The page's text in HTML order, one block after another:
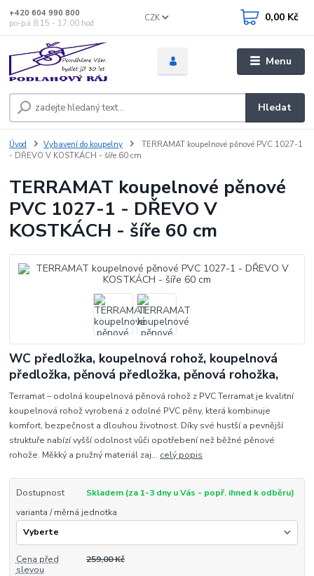
Menu
CZK
Hledat
+420 604 990 800
po-pá 8:15 - 17:00 hod
0,00 Kč
Úvod Vybavení do koupelny
TERRAMAT koupelnové pěnové PVC 1027-1
- DŘEVO V KOSTKÁCH - šíře 60 cm
TERRAMAT koupelnové pěnové
PVC 1027-1 - DŘEVO V
KOSTKÁCH - šíře 60 cm
WC předložka, koupelnová rohož, koupelnová
předložka, pěnová předložka, pěnová rohožka,
Terramat – odolná koupelnová pěnová rohož z PVC Terramat je kvalitní
koupelnová rohož vyrobená z odolné PVC pěny, která kombinuje
komfort, bezpečnost a dlouhou životnost. Díky své hustší a pevnější
struktuře nabízí vyšší odolnost vůči opotřebení než běžné pěnové
rohože. Měkký a pružný materiál zaj... celý popis
Dostupnost
Skladem (za 1-3 dny u Vás - popř. ihned k odběru)
varianta / měrná jednotka
Cena před
slevou
259,00 Kč